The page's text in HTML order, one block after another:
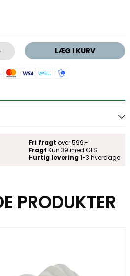
LÆG I KURV
Fri fragt over 599,-
Fragt Kun 39 med GLS
Hurtig levering 1-3 hverdage
PRODUKTER